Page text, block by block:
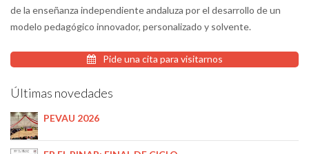
de la enseñanza independiente andaluza por el desarrollo de un
modelo pedagógico innovador, personalizado y solvente.
Pide una cita para visitarnos
Últimas novedades
PEVAU 2026